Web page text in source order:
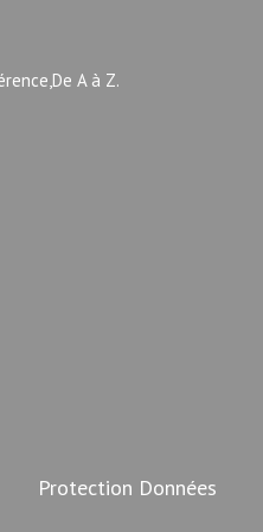
A à Z.
Protection Données